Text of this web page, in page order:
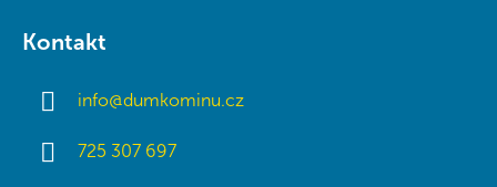
Kontakt
info@dumkominu.cz
725 307 697